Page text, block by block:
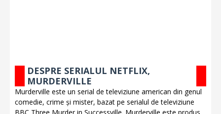
DESPRE SERIALUL NETFLIX,
MURDERVILLE
Murderville este un serial de televiziune american din genul
comedie, crime și mister, bazat pe serialul de televiziune